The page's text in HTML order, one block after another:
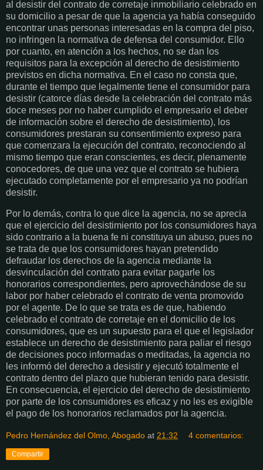
al desistir del contrato de corretaje inmobiliario celebrado en
su domicilio a pesar de que la agencia ya había conseguido
encontrar unas personas interesadas en la compra del piso,
no infringen la normativa de defensa del consumidor. Ello
por cuanto, en atención a los hechos, no se dan los
requisitos para la excepción al derecho de desistimiento
previstos en dicha normativa. En el caso no consta que,
durante el tiempo que legalmente tiene el consumidor para
desistir (catorce días desde la celebración del contrato más
doce meses por no haber cumplido el empresario el deber
de información sobre el derecho de desistimiento), los
consumidores prestaran su consentimiento expreso para
que comenzara la ejecución del contrato, reconociendo al
mismo tiempo que eran conscientes, es decir, plenamente
conocedores, de que una vez que el contrato se hubiera
ejecutado completamente por el empresario ya no podrían
desistir.
Por lo demás, contra lo que dice la agencia, no se aprecia
que el ejercicio del desistimiento por los consumidores haya
sido contrario a la buena fe ni constituya un abuso, pues no
se trata de que los consumidores hayan pretendido
defraudar los derechos de la agencia mediante la
desvinculación del contrato para evitar pagarle los
honorarios correspondientes, pero aprovechándose de su
labor por haber celebrado el contrato de venta promovido
por el agente. De lo que se trata es de que, habiendo
celebrado el contrato de corretaje en el domicilio de los
consumidores, que es un supuesto para el que el legislador
establece un derecho de desistimiento para paliar el riesgo
de decisiones poco informadas o meditadas, la agencia no
les informó del derecho a desistir y ejecutó totalmente el
contrato dentro del plazo que hubieran tenido para desistir.
En consecuencia, el ejercicio del derecho de desistimiento
por parte de los consumidores es eficaz y no les es exigible
el pago de los honorarios reclamados por la agencia.
Pedro Hernández del Olmo, Abogado at 21:32 4 comentarios:
Compartir